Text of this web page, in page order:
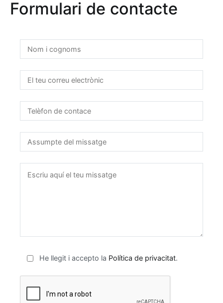
Formulari de contacte
He llegit i accepto la Política de privacitat.